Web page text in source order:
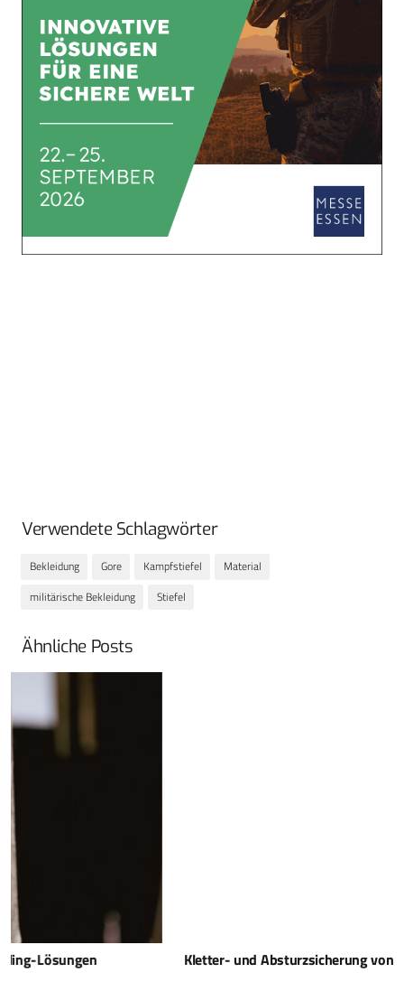
Verwendete Schlagwörter
Bekleidung Gore Kampfstiefel
Material
militärische Bekleidung
Stiefel
Ähnliche Posts
Kletter- und Absturzsicherung von Zarges